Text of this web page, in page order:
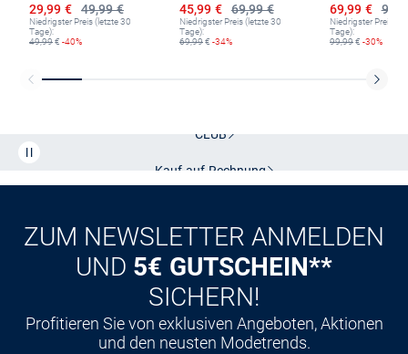
49,99 €
Ermäßigter Preis
29,99 €
Niedrigster Preis (letzte 30
Tage):
49,99€ -40%
69,99 €
Ermäßigter Preis
45,99 €
Niedrigster Preis (letzte 30
Tage):
69,99€ -34%
Ermäßigter
69,99 €
Niedrigster Preis
Tage):
99,99€ -30%
CLUB
Kauf aufRechnung
ZUM NEWSLETTER ANMELDEN
UND 5€ GUTSCHEIN**
SICHERN!
Profitieren Sie von exklusiven Angeboten, Aktionen
und den neusten Modetrends.